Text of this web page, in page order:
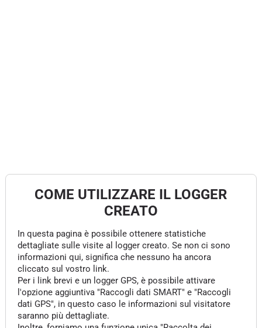
COME UTILIZZARE IL LOGGER
CREATO
In questa pagina è possibile ottenere statistiche
dettagliate sulle visite al logger creato. Se non ci sono
informazioni qui, significa che nessuno ha ancora
cliccato sul vostro link.
Per i link brevi e un logger GPS, è possibile attivare
l'opzione aggiuntiva "Raccogli dati SMART" e "Raccogli
dati GPS", in questo caso le informazioni sul visitatore
saranno più dettagliate.